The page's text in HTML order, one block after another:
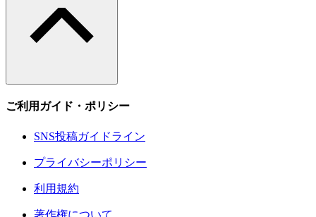
ご利用ガイド・ポリシー
SNS投稿ガイドライン
プライバシーポリシー
利用規約
著作権について